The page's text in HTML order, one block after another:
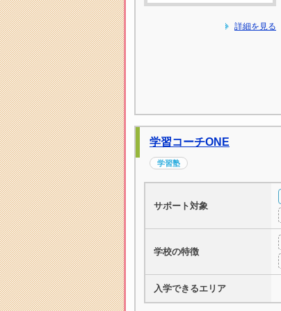
詳細を見る
学習コーチONE
学習塾
サポート対象
学校の特徴
入学できるエリア